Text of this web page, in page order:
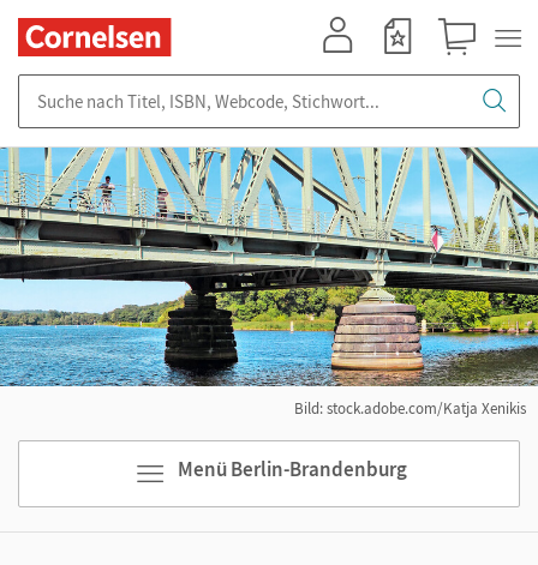
Menü Berlin-Brandenburg
Bild: stock.adobe.com/Katja Xenikis